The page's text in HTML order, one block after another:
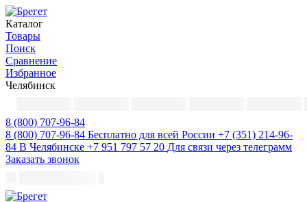
Каталог
Товары
Поиск
Сравнение
Избранное
Челябинск
8 (800) 707-96-84
8 (800) 707-96-84 Бесплатно для всей России +7 (351) 214-96-
84 В Челябинске +7 951 797 57 20 Для связи через телеграмм
Заказать звонок